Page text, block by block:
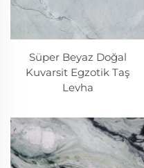
Süper Beyaz Doğal
Kuvarsit Egzotik Taş
Levha